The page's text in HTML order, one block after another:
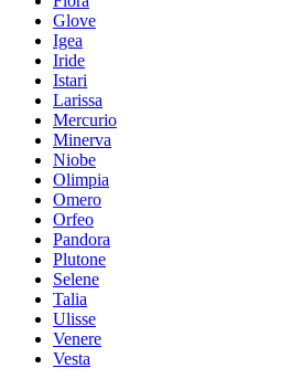
Glove
Igea
Iride
Istari
Larissa
Mercurio
Minerva
Niobe
Olimpia
Omero
Orfeo
Pandora
Plutone
Selene
Talia
Ulisse
Venere
Vesta